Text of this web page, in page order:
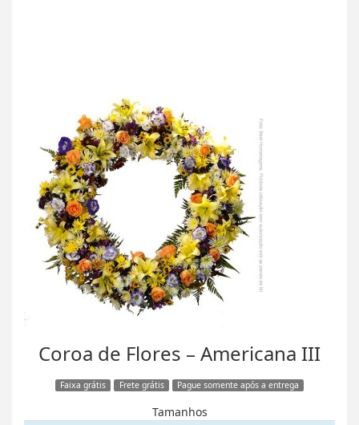
Coroa de Flores – Americana III
Faixa grátis Frete grátis Pague somente após a entrega
Tamanhos